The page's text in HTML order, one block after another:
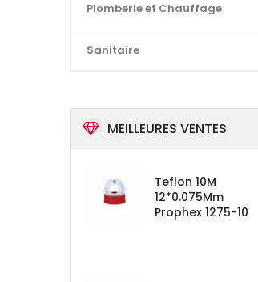
Plomberie et Chauffage
Sanitaire
MEILLEURES VENTES
Teflon 10M
12*0.075Mm
Prophex 1275-10